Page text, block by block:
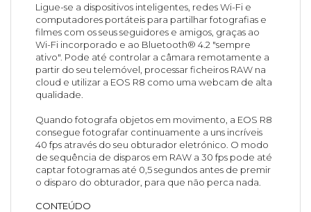
Ligue-se a dispositivos inteligentes, redes Wi-Fi e
computadores portáteis para partilhar fotografias e
filmes com os seus seguidores e amigos, graças ao
Wi-Fi incorporado e ao Bluetooth® 4.2 "sempre
ativo". Pode até controlar a câmara remotamente a
partir do seu telemóvel, processar ficheiros RAW na
cloud e utilizar a EOS R8 como uma webcam de alta
qualidade.
Quando fotografa objetos em movimento, a EOS R8
consegue fotografar continuamente a uns incríveis
40 fps através do seu obturador eletrónico. O modo
de sequência de disparos em RAW a 30 fps pode até
captar fotogramas até 0,5 segundos antes de premir
o disparo do obturador, para que não perca nada.
CONTEÚDO